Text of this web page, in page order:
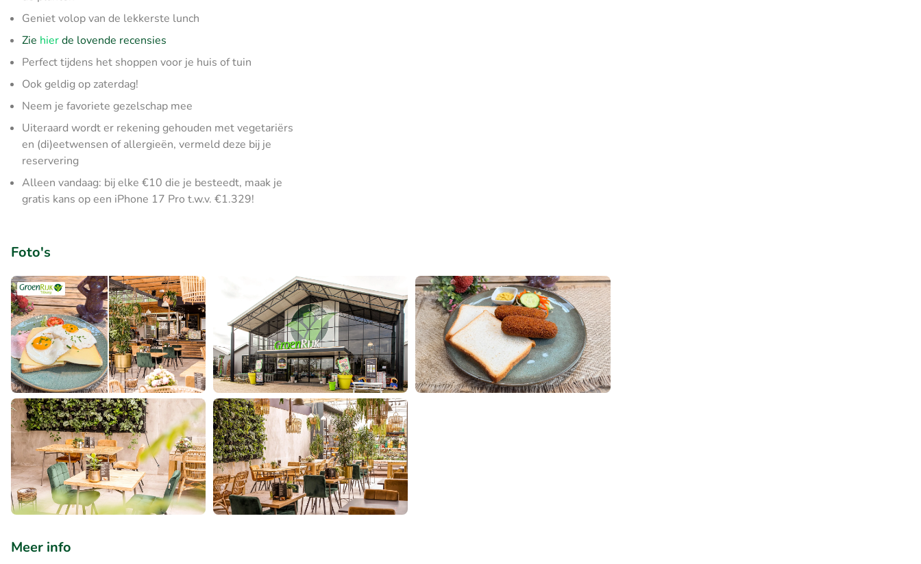
Geniet volop van de lekkerste lunch
Zie hierde lovende recensies
Perfect tijdens het shoppen voor je huis of tuin
Ook geldig op zaterdag!
Neem je favoriete gezelschap mee
Uiteraard wordt er rekening gehouden met vegetariërs
en (di)eetwensen of allergieën, vermeld deze bij je
reservering
Alleen vandaag: bij elke €10 die je besteedt, maak je
gratis kans op een iPhone 17 Pro t.w.v. €1.329!
Foto's
Meer info